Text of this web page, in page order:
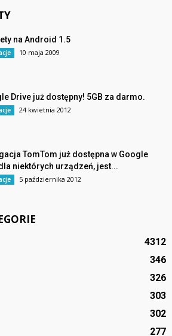
na Android 1.5
10 maja 2009
Drive już dostępny! 5GB za darmo.
24 kwietnia 2012
TomTom już dostępna w Google
niektórych urządzeń, jest...
5 października 2012
4312
346
326
303
302
277